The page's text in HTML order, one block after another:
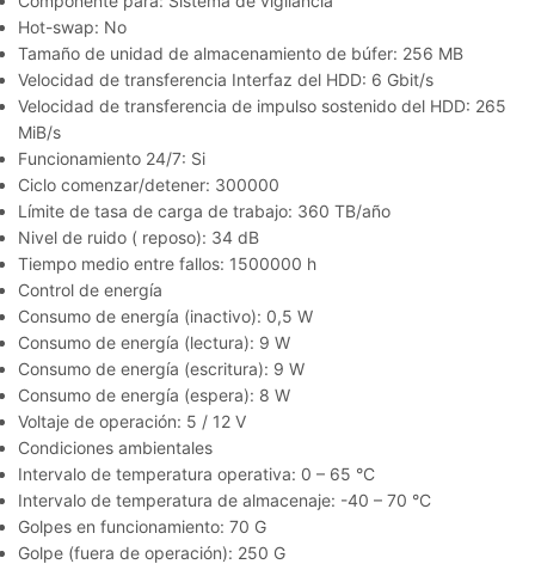
Hot-swap: No
Tamaño de unidad de almacenamiento de búfer: 256 MB
Velocidad de transferencia Interfaz del HDD: 6 Gbit/s
Velocidad de transferencia de impulso sostenido del HDD: 265
MiB/s
Funcionamiento 24/7: Si
Ciclo comenzar/detener: 300000
Límite de tasa de carga de trabajo: 360 TB/año
Nivel de ruido ( reposo): 34 dB
Tiempo medio entre fallos: 1500000 h
Control de energía
Consumo de energía (inactivo): 0,5 W
Consumo de energía (lectura): 9 W
Consumo de energía (escritura): 9 W
Consumo de energía (espera): 8 W
Voltaje de operación: 5 / 12 V
Condiciones ambientales
Intervalo de temperatura operativa: 0 – 65 °C
Intervalo de temperatura de almacenaje: -40 – 70 °C
Golpes en funcionamiento: 70 G
Golpe (fuera de operación): 250 G